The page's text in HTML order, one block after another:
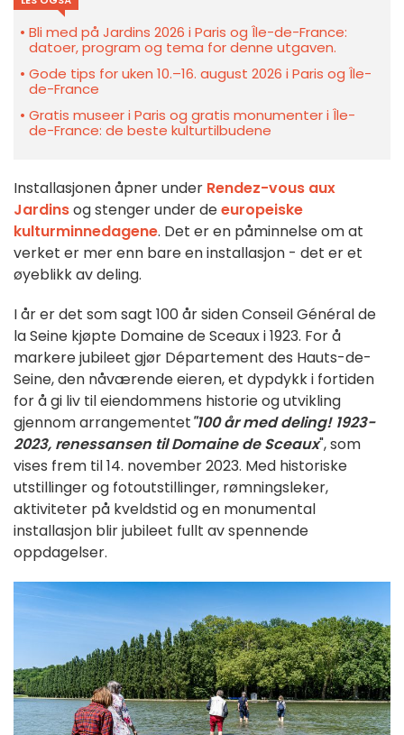
Bli med på Jardins 2026 i Paris og Île-de-France:
datoer, program og tema for denne utgaven.
Gode tips for uken 10.–16. august 2026 i Paris og Île-
de-France
Gratis museer i Paris og gratis monumenter i Île-
de-France: de beste kulturtilbudene
Installasjonen åpner under Rendez-vous aux
Jardinsog stenger under deeuropeiske
kulturminnedagene. Det er en påminnelse om at
verket er mer enn bare en installasjon - det er et
øyeblikk av deling.
I år er det som sagt 100 år siden Conseil Général de
la Seine kjøpte Domaine de Sceaux i 1923. For å
markere jubileet gjør Département des Hauts-de-
Seine, den nåværende eieren, et dypdykk i fortiden
for å gi liv til eiendommens historie og utvikling
gjennom arrangementet"100 år med deling! 1923-
2023, renessansen til Domaine de Sceaux", som
vises frem til 14. november 2023. Med historiske
utstillinger og fotoutstillinger, rømningsleker,
aktiviteter på kveldstid og en monumental
installasjon blir jubileet fullt av spennende
oppdagelser.